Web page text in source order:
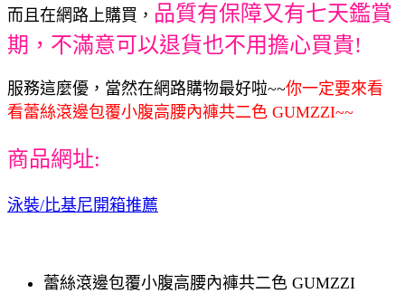
而且在網路上購買， 品質有保障又有七天鑑賞
期，不滿意可以退貨也不用擔心買貴!
服務這麼優，當然在網路購物最好啦~~你一定要來看
看蕾絲滾邊包覆小腹高腰內褲共二色 GUMZZI~~
商品網址:
泳裝/比基尼開箱推薦
蕾絲滾邊包覆小腹高腰內褲共二色 GUMZZI